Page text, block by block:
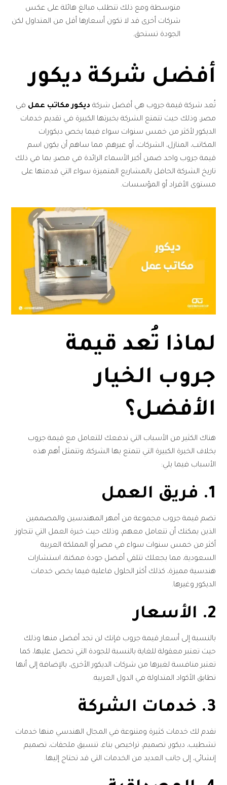
متوسطة ومع ذلك تتطلب مبالغ هائلة على عكس
شركات أخرى قد لا تكون أسعارها أقل من المتداول لكن
الجودة تستحق.
أفضل شركة ديكور
تُعد شركة قيمة جروب هي أفضل شركة ديكور مكاتب عمل في
مصر، وذلك حيث تتمتع الشركة بخبرتها الكبيرة في تقديم خدمات
الديكور لأكثر من خمس سنوات سواء فيما يخص ديكورات
المكاتب، المنازل، الشركات، أو غيرهم، مما ساهم أن يكون اسم
قيمة جروب واحد ضمن أكبر الأسماء الرائدة في مصر، بما في ذلك
تاريخ الشركة الحافل بالمشاريع المتميزة سواء التي قدمتها على
مستوى الأفراد أو المؤسسات.
لماذا تُعد قيمة
جروب الخيار
الأفضل؟
هناك الكثير من الأسباب التي تدفعك للتعامل مع قيمة جروب
بخلاف الخبرة الكبيرة التي تتمتع بها الشركة، وتتمثل أهم هذه
الأسباب فيما يلي:
1. فريق العمل
تضم قيمة جروب مجموعة من أمهر المهندسين والمصممين
الذين يمكنك أن تتعامل معهم، وذلك حيث خبرة العمل التي تتجاوز
أكثر من خمس سنوات سواء في مصر أو المملكة العربية
السعودية، مما يجعلك تتلقي أفضل جودة ممكنة، استشارات
هندسية مميزة، كذلك أكثر الحلول فاعلية فيما يخص خدمات
الديكور وغيرها.
2. الأسعار
بالنسبة إلى أسعار قيمة جروب فإنك لن تجد أفضل منها وذلك
حيث تعتبر معقولة للغاية بالنسبة للجودة التي تحصل عليها، كما
تعتبر منافسة لغيرها من شركات الديكور الأخرى، بالإضافة إلى أنها
تطابق الأكواد المتداولة في الدول العربية.
3. خدمات الشركة
نقدم لك خدمات كثيرة ومتنوعة في المجال الهندسي منها خدمات
تشطيب، ديكور، تصميم، تراخيص بناء، تنسيق ملحقات، تصميم
إنشائي، إلى جانب العديد من الخدمات التي قد تحتاج إليها.